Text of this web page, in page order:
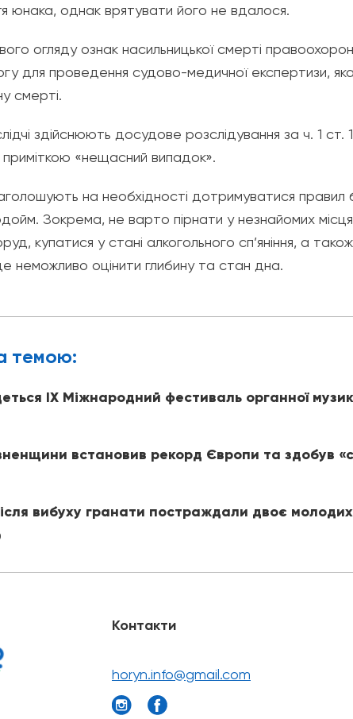
юнака, однак врятувати його не вдалося.
огляду ознак насильницької смерті
для проведення судово-медичної експертизи,
смерті.
здійснюють досудове розслідування за ч. 1 ст.
приміткою «нещасний випадок».
на необхідності дотримуватися правил
Зокрема, не варто пірнати у незнайомих
купатися у стані алкогольного сп’яніння, а
неможливо оцінити глибину та стан дна.
темою:
IX Міжнародний фестиваль органної
встановив рекорд Європи та здобув
вибуху гранати постраждали двоє
Контакти
horyn.info@gmail.com